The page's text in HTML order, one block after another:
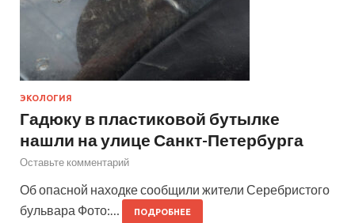
ЭКОЛОГИЯ
Гадюку в пластиковой бутылке
нашли на улице Санкт-Петербурга
Оставьте комментарий
Об опасной находке сообщили жители Серебристого
бульвара Фото:…
ПОДРОБНЕЕ